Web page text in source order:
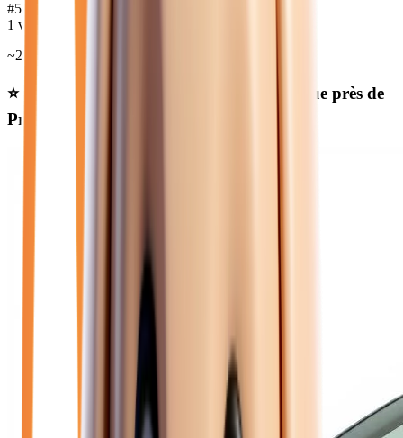
#5
1 véh.
~25 950
⭐ Nos meilleures offres essence automatique près de
Provins